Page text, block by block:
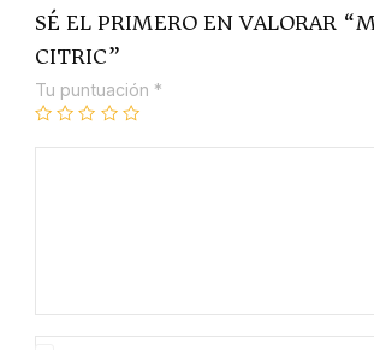
SÉ EL PRIMERO EN VALORAR
CITRIC”
Tu puntuación *